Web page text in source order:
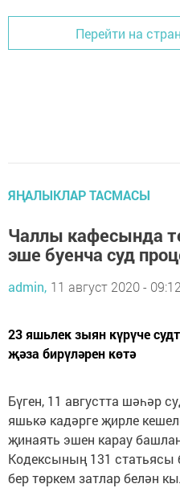
Перейти на
ЯҢАЛЫКЛАР ТАСМАСЫ
Чаллы кафесында
эше буенча суд
admin, 11 август 2020 - 09:12
23 яшьлек зыян күрүче
җәза бирүләрен көтә
Бүген, 11 августта шәһәр
яшькә кадәрге җирле
җинаять эшен карау
Кодексының 131 статьясы
бер төркем затлар белән